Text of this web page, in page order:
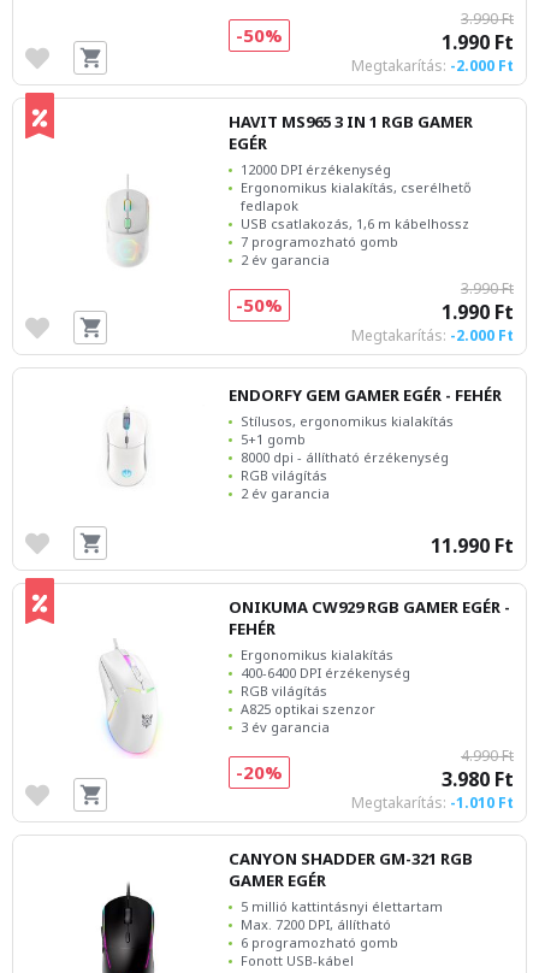
3.990 Ft
1.990 Ft
Megtakarítás: -2.000 Ft
-50%
HAVIT MS965 3 IN 1 RGB GAMER
EGÉR
12000 DPI érzékenység
Ergonomikus kialakítás, cserélhető
fedlapok
USB csatlakozás, 1,6 m kábelhossz
7 programozható gomb
2 év garancia
3.990 Ft
1.990 Ft
Megtakarítás: -2.000 Ft
-50%
ENDORFY GEM GAMER EGÉR - FEHÉR
Stílusos, ergonomikus kialakítás
5+1 gomb
8000 dpi - állítható érzékenység
RGB világítás
2 év garancia
11.990 Ft
ONIKUMA CW929 RGB GAMER EGÉR -
FEHÉR
Ergonomikus kialakítás
400-6400 DPI érzékenység
RGB világítás
A825 optikai szenzor
3 év garancia
4.990 Ft
3.980 Ft
Megtakarítás: -1.010 Ft
-20%
CANYON SHADDER GM-321 RGB
GAMER EGÉR
5 millió kattintásnyi élettartam
Max. 7200 DPI, állítható
6 programozható gomb
Fonott USB-kábel